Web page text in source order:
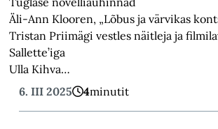
Äli-Ann Klooren, „Lõbus ja värvikas
Tristan Priimägi vestles näitleja ja
Sallette’iga
Ulla Kihva…
6. III 2025
4minutit